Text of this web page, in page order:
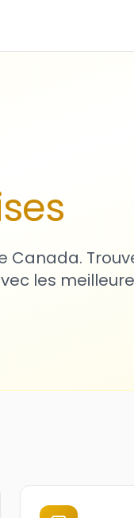
Canada.
les